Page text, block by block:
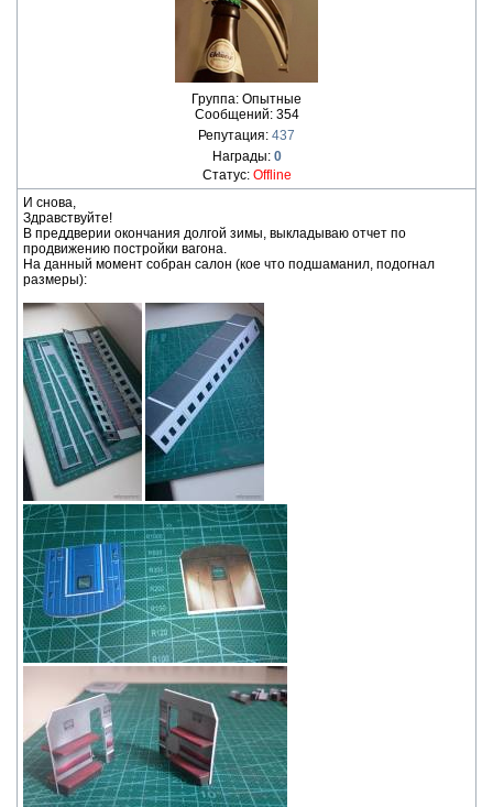
Группа: Опытные
Сообщений: 354
Репутация: 437
Награды: 0
Статус: Offline
И снова,
Здравствуйте!
В преддверии окончания долгой зимы, выкладываю отчет по
продвижению постройки вагона.
На данный момент собран салон (кое что подшаманил, подогнал
размеры):